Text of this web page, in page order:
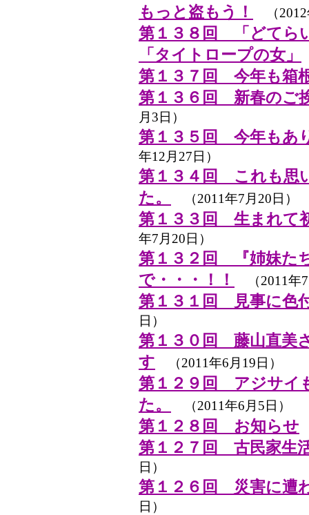
もっと盗もう！
（2012
第１３８回 「どてら
「タイトロープの女」
第１３７回 今年も箱
第１３６回 新春のご
月3日）
第１３５回 今年もあ
年12月27日）
第１３４回 これも思
た。
（2011年7月20日）
第１３３回 生まれて
年7月20日）
第１３２回 『姉妹た
で・・・！！
（2011年
第１３１回 見事に色
日）
第１３０回 藤山直美
す （2011年6月19日）
第１２９回 アジサイ
た。
（2011年6月5日）
第１２８回 お知らせ
第１２７回 古民家生
日）
第１２６回 災害に遭
日）